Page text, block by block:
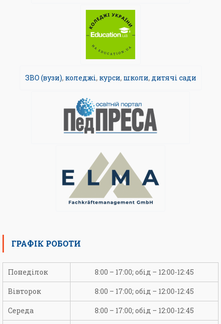
ЗВО (вузи), коледжі, курси, школи, дитячі сади
ГРАФІК РОБОТИ
Понеділок 8:00 – 17:00; обід – 12:00-12:45
Вівторок 8:00 – 17:00; обід – 12:00-12:45
Середа 8:00 – 17:00; обід – 12:00-12:45